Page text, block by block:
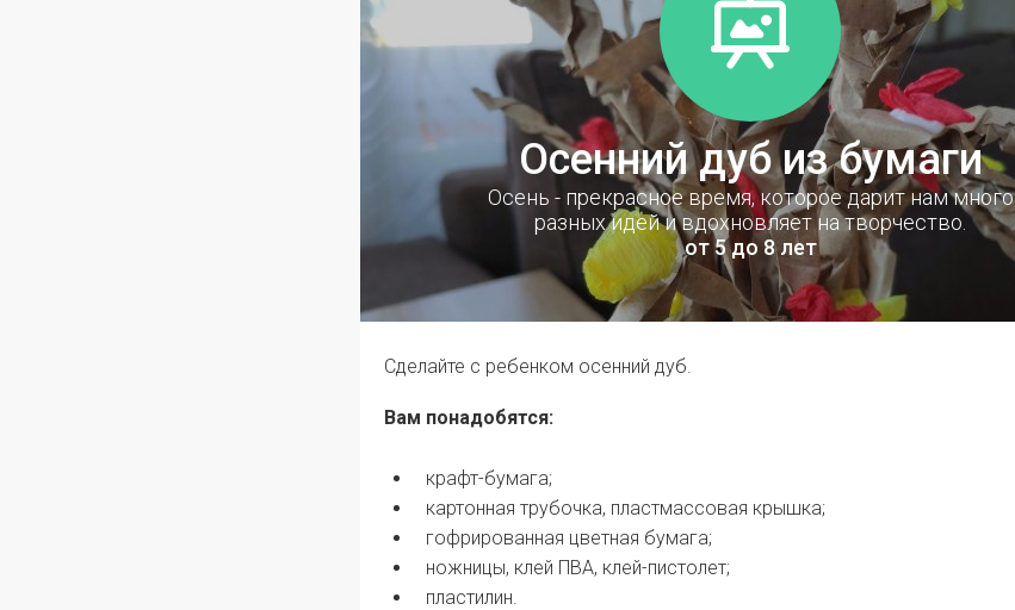
Осенний дуб из бумаги
Осень - прекрасное время, которое дарит нам много
разных идей и вдохновляет на творчество.
от 5 до 8 лет
Сделайте с ребенком осенний дуб.
Вам понадобятся:
крафт-бумага;
картонная трубочка, пластмассовая крышка;
гофрированная цветная бумага;
ножницы, клей ПВА, клей-пистолет;
пластилин.